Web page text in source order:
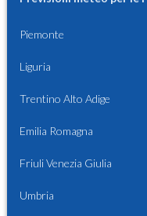
Piemonte
Liguria
Trentino Alto Adige
Emilia Romagna
Friuli Venezia Giulia
Umbria